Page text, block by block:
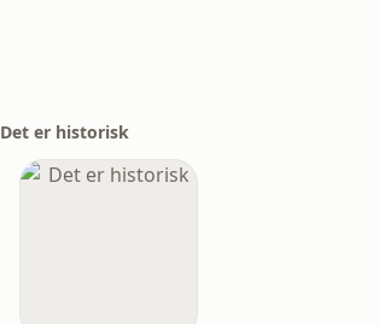
Det er historisk